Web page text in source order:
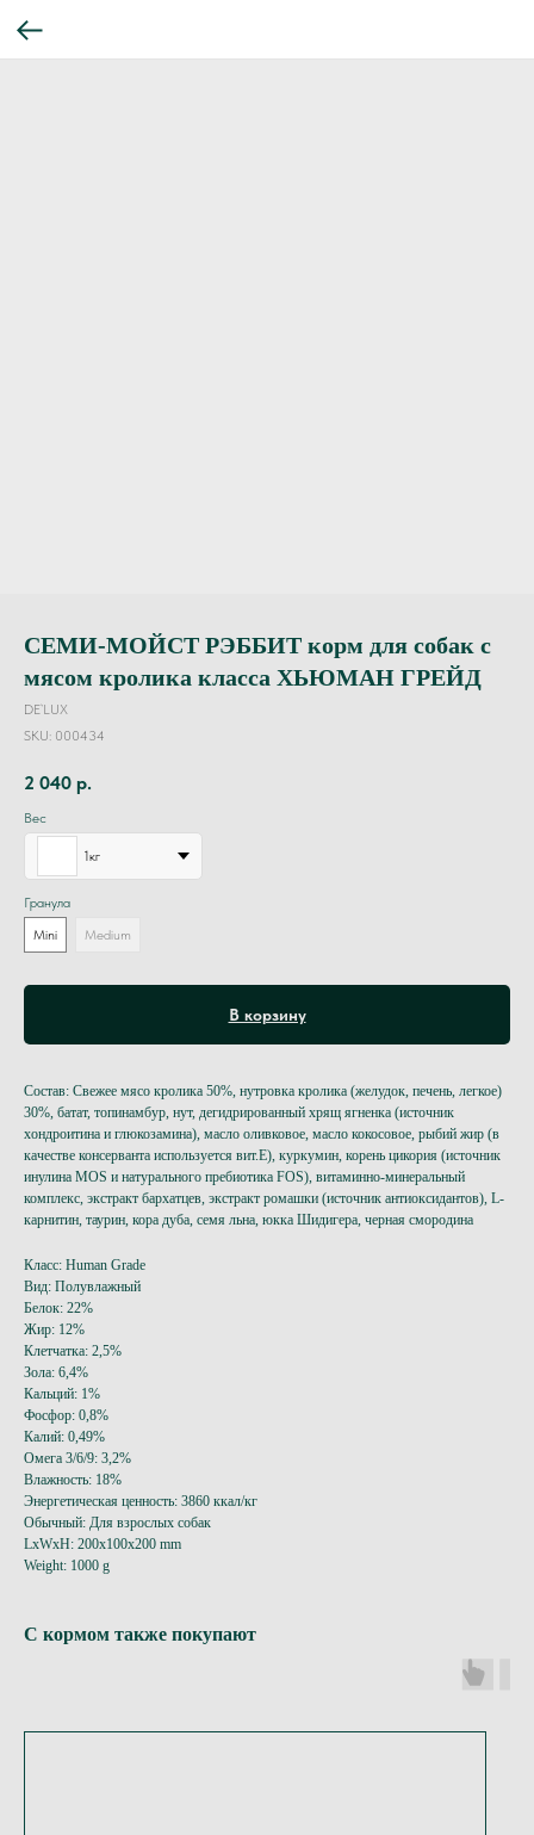
СЕМИ-МОЙСТ РЭББИТ корм для собак с
мясом кролика класса ХЬЮМАН ГРЕЙД
DE`LUX
SKU: 000434
2 040 р.
Вес
1кг
Гранула
Mini
Medium
В корзину
Состав: Свежее мясо кролика 50%, нутровка кролика (желудок, печень, легкое)
30%, батат, топинамбур, нут, дегидрированный хрящ ягненка (источник
хондроитина и глюкозамина), масло оливковое, масло кокосовое, рыбий жир (в
качестве консерванта используется вит.Е), куркумин, корень цикория (источник
инулина MOS и натурального пребиотика FOS), витаминно-минеральный
комплекс, экстракт бархатцев, экстракт ромашки (источник антиоксидантов), L-
карнитин, таурин, кора дуба, семя льна, юкка Шидигера, черная смородина
Класс: Human Grade
Вид: Полувлажный
Белок: 22%
Жир: 12%
Клетчатка: 2,5%
Зола: 6,4%
Кальций: 1%
Фосфор: 0,8%
Калий: 0,49%
Омега 3/6/9: 3,2%
Влажность: 18%
Энергетическая ценность: 3860 ккал/кг
Обычный: Для взрослых собак
LxWxH: 200x100x200 mm
Weight: 1000 g
С кормом также покупают